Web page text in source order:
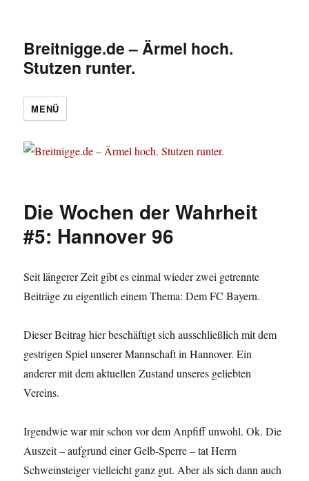
Breitnigge.de – Ärmel hoch.
Stutzen runter.
MENÜ
Die Wochen der Wahrheit
#5: Hannover 96
Seit längerer Zeit gibt es einmal wieder zwei getrennte
Beiträge zu eigentlich einem Thema: Dem FC Bayern.
Dieser Beitrag hier beschäftigt sich ausschließlich mit dem
gestrigen Spiel unserer Mannschaft in Hannover. Ein
anderer mit dem aktuellen Zustand unseres geliebten
Vereins.
Irgendwie war mir schon vor dem Anpfiff unwohl. Ok. Die
Auszeit – aufgrund einer Gelb-Sperre – tat Herrn
Schweinsteiger vielleicht ganz gut. Aber als sich dann auch